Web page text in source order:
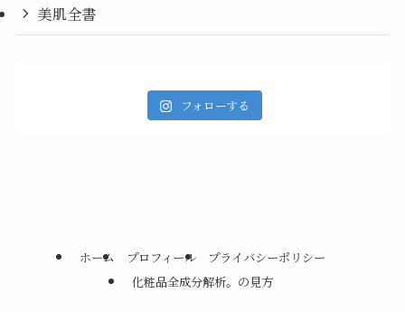
美肌全書
フォローする
ホーム プロフィール
プライバシーポリシー
化粧品全成分解析。の見方